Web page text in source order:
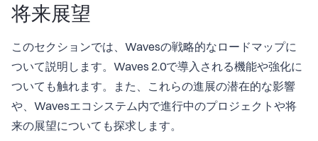
将来展望
このセクションでは、Wavesの戦略的なロードマップに
ついて説明します。Waves 2.0で導入される機能や強化に
ついても触れます。また、これらの進展の潜在的な影響
や、Wavesエコシステム内で進行中のプロジェクトや将
来の展望についても探求します。